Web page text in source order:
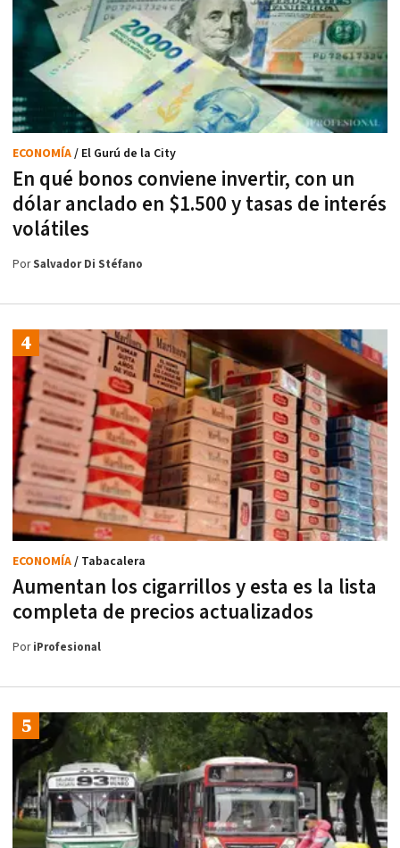
En qué bonos conviene invertir, con un
dólar anclado en $1.500 y tasas de interés
volátiles
ECONOMÍA/ El Gurú de la City
PorSalvador Di Stéfano
Aumentan los cigarrillos y esta es la lista
completa de precios actualizados
ECONOMÍA/ Tabacalera
PoriProfesional